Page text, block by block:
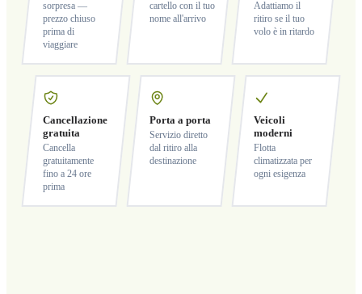
sorpresa —
prezzo chiuso
prima di
viaggiare
cartello con il tuo
nome all'arrivo
Adattiamo il
ritiro se il tuo
volo è in ritardo
Cancellazione
gratuita
Cancella
gratuitamente
fino a 24 ore
prima
Porta a porta
Servizio diretto
dal ritiro alla
destinazione
Veicoli
moderni
Flotta
climatizzata per
ogni esigenza